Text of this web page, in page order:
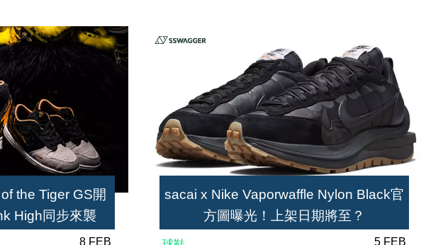
the Tiger GS開
High同步來襲
8 FEB
sacai x Nike Vaporwaffle Nylon Black官
方圖曝光！上架日期將至？
5 FEB